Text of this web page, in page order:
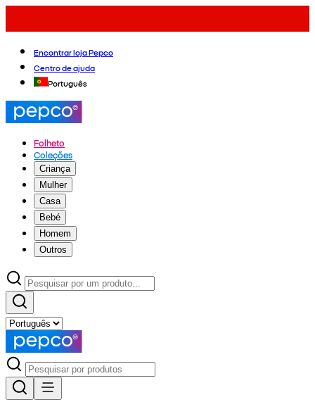
Encontrar loja Pepco
Centro de ajuda
Português
Folheto
Coleções
Criança
Mulher
Casa
Bebé
Homem
Outros